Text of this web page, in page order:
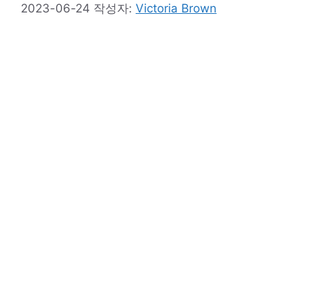
2023-06-24 작성자: Victoria Brown